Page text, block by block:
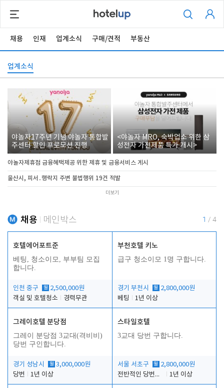
채용 인재 업계소식 구매/견적 부동산
업계소식
야놀자17주년 기념 야놀자 통합발
주센터 할인 프로모션 진행
<야놀자 MRO, 숙박업소 위한 삼
성전자 가전제품 특가 개시>
야놀자제휴점 금융혜택제공 위한 제휴 및 금융서비스 게시
울산시, 피서․행락지 주변 불법행위 19건 적발
더보기
채용 메인박스 1 / 4
호텔에어포트준
베팅, 청소이모, 부부팀 모집
합니다.
인천 중구 월 2,500,000원
객실 및 호텔청소
경력무관
부천호텔 키노
급구 청소이모 1명 구합니다.
경기 부천시 월 2,800,000원
베팅
1년 이상
그레이호텔 분당점
그레이 분당점 3교대(격비비)
당번 구인합니다.
경기 성남시 월 3,000,000원
당번
1년 이상
스타일호텔
3교대 당번 구합니다.
서울 서초구 월 2,800,000원
전반적인 당번업무
1년 이상